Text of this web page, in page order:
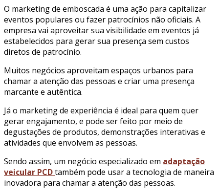
O marketing de emboscada é uma ação para capitalizar
eventos populares ou fazer patrocínios não oficiais. A
empresa vai aproveitar sua visibilidade em eventos já
estabelecidos para gerar sua presença sem custos
diretos de patrocínio.
Muitos negócios aproveitam espaços urbanos para
chamar a atenção das pessoas e criar uma presença
marcante e autêntica.
Já o marketing de experiência é ideal para quem quer
gerar engajamento, e pode ser feito por meio de
degustações de produtos, demonstrações interativas e
atividades que envolvem as pessoas.
Sendo assim, um negócio especializado em adaptação
veicular PCDtambém pode usar a tecnologia de maneira
inovadora para chamar a atenção das pessoas.